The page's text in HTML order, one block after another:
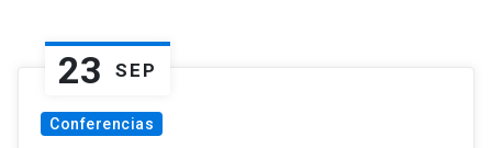
23 SEP
Conferencias